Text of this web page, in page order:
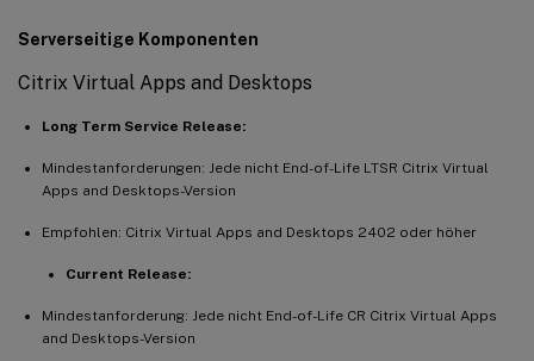
Serverseitige Komponenten
Citrix Virtual Apps and Desktops
Long Term Service Release:
Mindestanforderungen: Jede nicht End-of-Life LTSR Citrix Virtual
Apps and Desktops-Version
Empfohlen: Citrix Virtual Apps and Desktops 2402 oder höher
Current Release:
Mindestanforderung: Jede nicht End-of-Life CR Citrix Virtual Apps
and Desktops-Version